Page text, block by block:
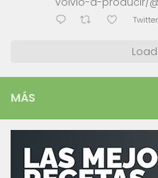
Twitter
MÁS